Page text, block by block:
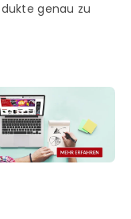
genau zu